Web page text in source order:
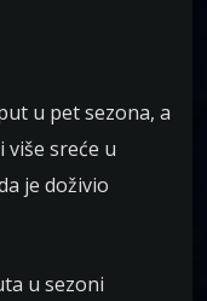
u pet sezona, a
više sreće u
je doživio
u sezoni